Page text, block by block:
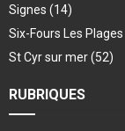
Signes (14)
Six-Fours Les Plages
St Cyr sur mer(52)
RUBRIQUES